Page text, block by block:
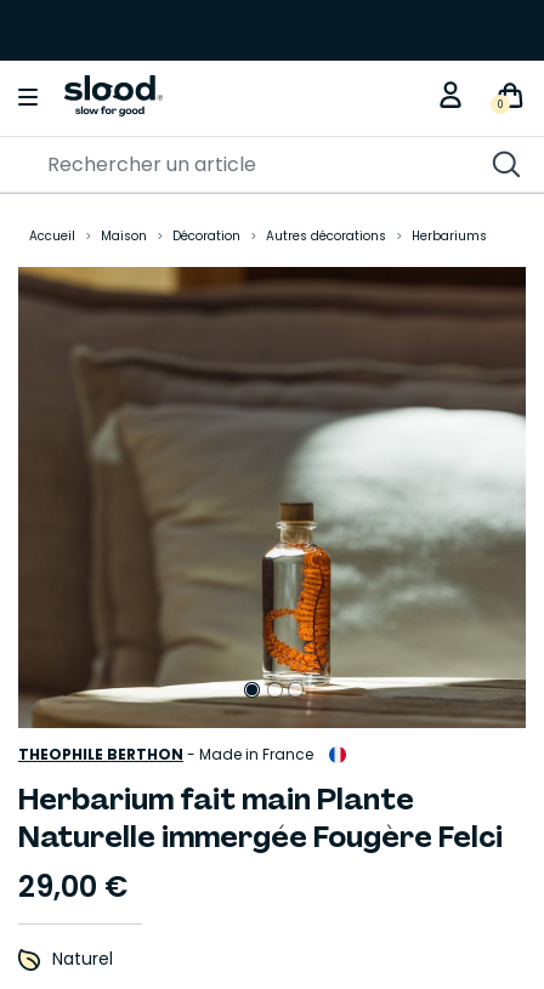
0
Accueil Maison Décoration Autres décorations Herbariums
THEOPHILE BERTHON - Made in France
Herbarium fait main Plante
Naturelle immergée Fougère Felci
29,00 €
Naturel